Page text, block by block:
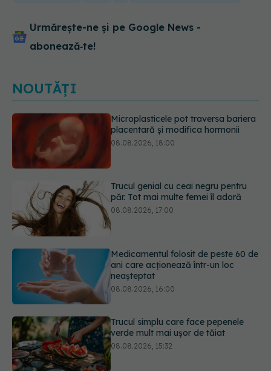
Urmărește-ne și pe Google News -
abonează‑te!
NOUTĂȚI
Trucul genial cu ceai negru pentru
păr. Tot mai multe femei îl adoră
Medicamentul folosit de peste 60 de
ani care acționează într-un loc
Trucul simplu care face pepenele
verde mult mai ușor de tăiat
08.08.2026, 15:32
Diagnosticele de autism la fete au
crescut după pandemia de COVID-